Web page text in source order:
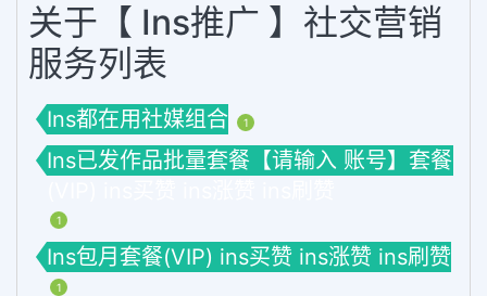
关于【 Ins推广 】社交营销
服务列表
Ins都在用社媒组合 1
Ins已发作品批量套餐【请输入 账号】套餐
1
Ins包月套餐(VIP) ins买赞 ins涨赞 ins刷赞
1